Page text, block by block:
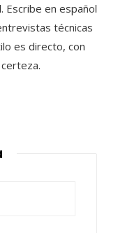
Escribe en español
técnicas
es directo, con